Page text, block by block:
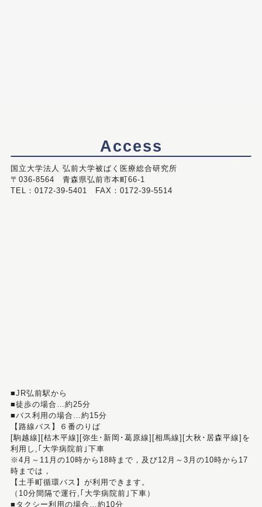
Access
国立大学法人 弘前大学被ばく医療総合研究所
〒036-8564 青森県弘前市本町66-1
TEL：0172-39-5401 FAX：0172-39-5514
■JR弘前駅から
■徒歩の場合…約25分
■バス利用の場合…約15分
【路線バス】６番のりば
[駒越線][枯木平線][弥生･新岡･葛原線][相馬線][大秋･居森平線]を
利用し,｢大学病院前｣下車
※4月～11月の10時から18時まで，及び12月～3月の10時から17
時までは，
【土手町循環バス】が利用できます。
（10分間隔で運行,｢大学病院前｣下車）
■タクシー利用の場合…約10分